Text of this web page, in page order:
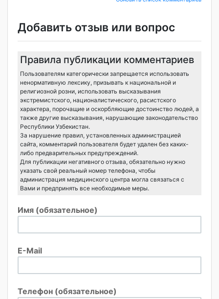
Добавить отзыв или вопрос
Правила публикации комментариев
Пользователям категорически запрещается использовать
ненормативную лексику, призывать к национальной и
религиозной розни, использовать высказывания
экстремистского, националистического, расистского
характера, порочащие и оскорбляющие достоинство людей, а
также другие высказывания, нарушающие законодательство
Республики Узбекистан.
За нарушение правил, установленных администрацией
сайта, комментарий пользователя будет удален без каких-
либо предварительных предупреждений.
Для публикации негативного отзыва, обязательно нужно
указать свой реальный номер телефона, чтобы
администрация медицинского центра могла связаться с
Вами и предпринять все необходимые меры.
Имя (обязательное)
E-Mail
Телефон (обязательное)